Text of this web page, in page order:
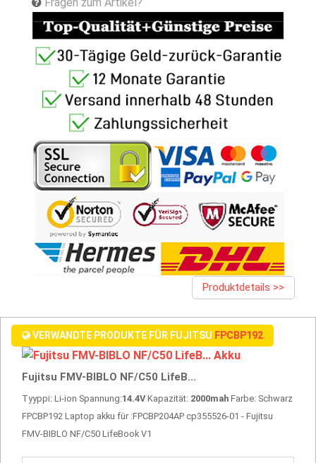
Produktdetails >>
VERWANDTE PRODUKTE FÜR FUJITSU FPCBP192
Fujitsu FMV-BIBLO NF/C50 LifeB...
Tyyppi: Li-ion Spannung:14.4V Kapazität: 2000mah Farbe: Schwarz
FPCBP192 Laptop akku für :FPCBP204AP cp355526-01 - Fujitsu
FMV-BIBLO NF/C50 LifeBook V1